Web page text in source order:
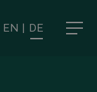
EN | DE